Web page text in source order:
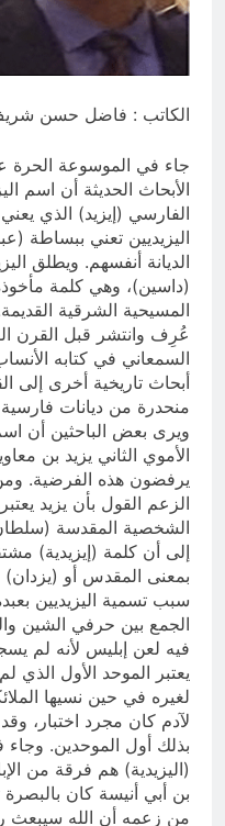
الجولاني)
ماذا
الكاتب : فاضل حسن
جاء في الموسوعة الحرة
الأبحاث الحديثة أن اسم
الفارسي (إيزيد) الذي
اليزيديين تعني ببساطة
الديانة أنفسهم. ويطلق
(داسين)، وهي كلمة
المسيحية الشرقية
عُرِف وانتشر قبل القرن
السمعاني في كتابه
أبحاث تاريخية أخرى إلى
منحدرة من ديانات فارسية
ويرى بعض الباحثين أن
الأموي الثاني يزيد بن
يرفضون هذه الفرضية.
الزعم القول بأن يزيد
الشخصية المقدسة
إلى أن كلمة (إيزيدية)
بمعنى المقدس أو
سبب تسمية اليزيديين
الجمع بين حرفي الشين
فيه لعن إبليس لأنه لم
يعتبر الموحد الأول
لغيره في حين نسيها
لآدم كان مجرد اختبار،
بذلك أول الموحدين.
(اليزيدية) هم فرقة من
بن أبي أنيسة كان
من زعمه أن الله سيبعث